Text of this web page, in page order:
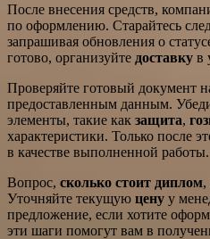
После внесения средств,
по оформлению. Старайтесь
запрашивая обновления о
готово, организуйте доставку в
Проверяйте готовый документ
предоставленным данным.
элементы, такие как защита,
характеристики. Только после
в качестве выполненной работы.
Вопрос, сколько стоит диплом,
Уточняйте текущую цену у
предложение, если хотите
эти шаги помогут вам в